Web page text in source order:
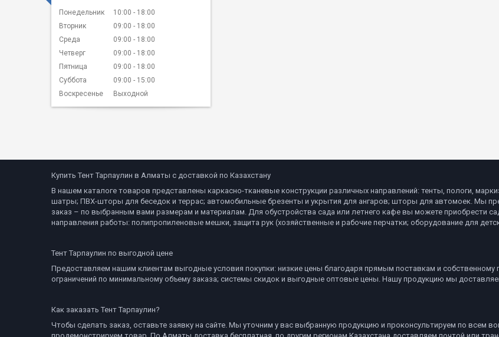
Понедельник 10:00
18:00
Вторник
09:00
18:00
Среда
09:00
18:00
Четверг
09:00
18:00
Пятница
09:00
18:00
Суббота
09:00
15:00
Воскресенье
Выходной
Купить Тент Тарпаулин в Алматы с доставкой по Казахстану
В нашем каталоге товаров представлены каркасно-тканевые конструкции различных направлений: тенты, пологи,
шатры; ПВХ-шторы для беседок и террас; автомобильные брезенты и укрытия для ангаров; шторы для автомоек. Мы
заказ – по выбранным вами размерам и материалам. Для обустройства сада или летнего кафе вы можете приобрести
направления работы: полипропиленовые мешки, защита рук (хозяйственные и рабочие перчатки; оборудование для
Тент Тарпаулин по выгодной цене
Предоставляем нашим клиентам выгодные условия покупки: низкие цены благодаря прямым поставкам и собственному
ограничений по минимальному объему заказа; системы скидок и выгодные оптовые цены. Нашу продукцию мы
Как заказать Тент Тарпаулин?
Чтобы сделать заказ, оставьте заявку на сайте. Мы уточним у вас выбранную продукцию и проконсультируем по всем